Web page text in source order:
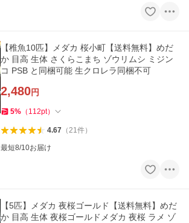
【稚魚10匹】メダカ 桜小町【送料無料】めだ
か 目高 生体 さくらこまち ゾウリムシ ミジン
コ PSB と同梱可能 生クロレラ同梱不可
2,480円
5% （ 112pt）
4.67（21件）
最短8/10お届け
【5匹】メダカ 夜桜ゴールド【送料無料】めだ
か 目高 生体 夜桜ゴールドメダカ 夜桜 ラメ ゾ